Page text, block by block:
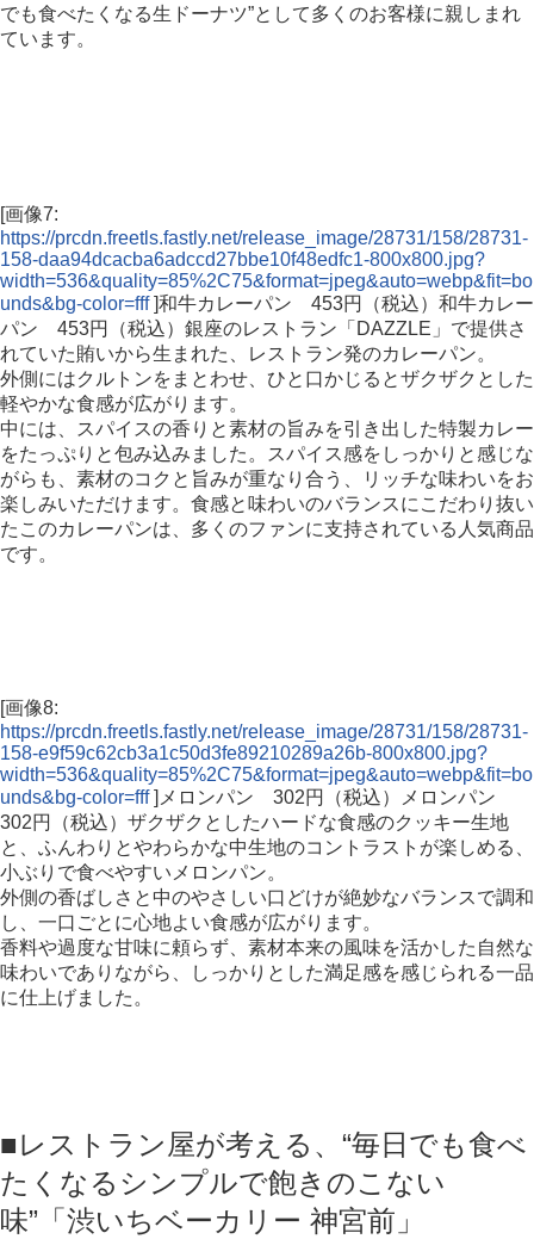
でも食べたくなる生ドーナツ”として多くのお客様に親しまれ
ています。
[画像7:
https://prcdn.freetls.fastly.net/release_image/28731/158/28731-
158-daa94dcacba6adccd27bbe10f48edfc1-800x800.jpg?
width=536&quality=85%2C75&format=jpeg&auto=webp&fit=bo
unds&bg-color=fff]和牛カレーパン 453円（税込）和牛カレー
パン 453円（税込）銀座のレストラン「DAZZLE」で提供さ
れていた賄いから生まれた、レストラン発のカレーパン。
外側にはクルトンをまとわせ、ひと口かじるとザクザクとした
軽やかな食感が広がります。
中には、スパイスの香りと素材の旨みを引き出した特製カレー
をたっぷりと包み込みました。スパイス感をしっかりと感じな
がらも、素材のコクと旨みが重なり合う、リッチな味わいをお
楽しみいただけます。食感と味わいのバランスにこだわり抜い
たこのカレーパンは、多くのファンに支持されている人気商品
です。
[画像8:
https://prcdn.freetls.fastly.net/release_image/28731/158/28731-
158-e9f59c62cb3a1c50d3fe89210289a26b-800x800.jpg?
width=536&quality=85%2C75&format=jpeg&auto=webp&fit=bo
unds&bg-color=fff]メロンパン 302円（税込）メロンパン
302円（税込）ザクザクとしたハードな食感のクッキー生地
と、ふんわりとやわらかな中生地のコントラストが楽しめる、
小ぶりで食べやすいメロンパン。
外側の香ばしさと中のやさしい口どけが絶妙なバランスで調和
し、一口ごとに心地よい食感が広がります。
香料や過度な甘味に頼らず、素材本来の風味を活かした自然な
味わいでありながら、しっかりとした満足感を感じられる一品
に仕上げました。
■レストラン屋が考える、“毎日でも食べ
たくなるシンプルで飽きのこない
味”「渋いちベーカリー 神宮前」